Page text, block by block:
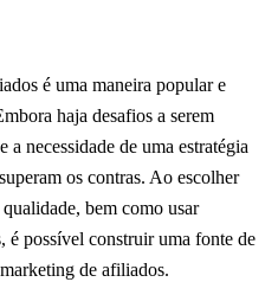
é uma maneira popular e
haja desafios a serem
necessidade de uma estratégia
os contras. Ao escolher
bem como usar
é possível construir uma fonte de
de afiliados.